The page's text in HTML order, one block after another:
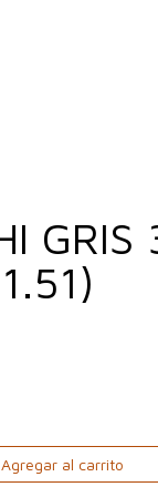
Agregar al carrito